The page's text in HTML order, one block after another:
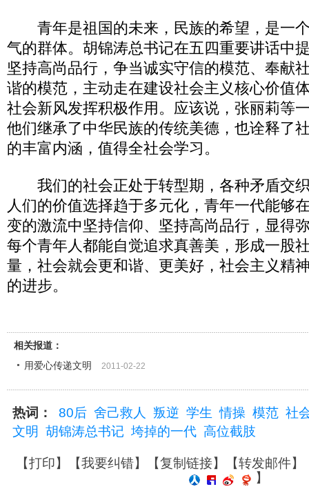
青年是祖国的未来，民族的希望，是一
气的群体。胡锦涛总书记在五四重要讲话中
坚持高尚品行，争当诚实守信的模范、奉献
谐的模范，主动走在建设社会主义核心价值
社会新风发挥积极作用。应该说，张丽莉等
他们继承了中华民族的传统美德，也诠释了
的丰富内涵，值得全社会学习。
我们的社会正处于转型期，各种矛盾交
人们的价值选择趋于多元化，青年一代能够
变的激流中坚持信仰、坚持高尚品行，显得
每个青年人都能自觉追求真善美，形成一股
量，社会就会更和谐、更美好，社会主义精
的进步。
相关报道：
用爱心传递文明
2011-02-22
热词： 80后 舍己救人 叛逆 学生 情操 模范 社
文明
胡锦涛总书记 垮掉的一代 高位截肢
【打印】【我要纠错】【复制链接】【转发邮件】
】